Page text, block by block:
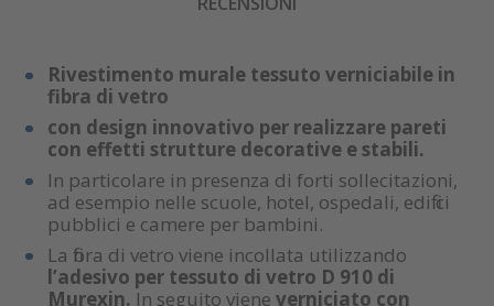
Rivestimento murale tessuto verniciabile in
fibra di vetro
con design innovativo per realizzare pareti
con effetti strutture decorative e stabili.
In particolare in presenza di forti sollecitazioni,
ad esempio nelle scuole, hotel, ospedali, edifi ci
pubblici e camere per bambini.
La fibra di vetro viene incollata utilizzando
l’adesivo per tessuto di vetro D 910 di
Murexin. In seguito viene verniciato con